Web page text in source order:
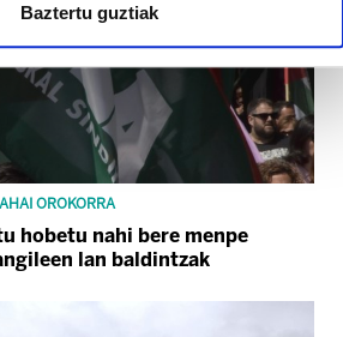
Baztertu guztiak
OROKORRA
hobetu nahi bere menpe
lan baldintzak